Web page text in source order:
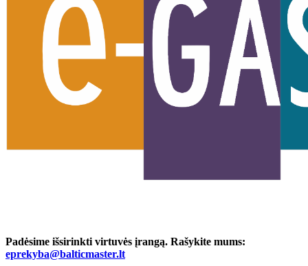
Padėsime išsirinkti virtuvės įrangą. Rašykite mums:
eprekyba@balticmaster.lt